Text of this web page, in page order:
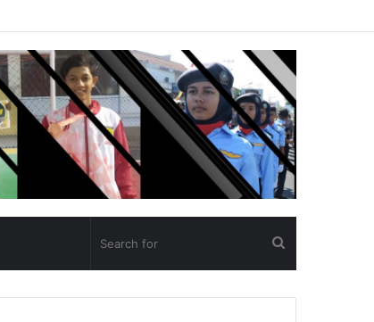
for